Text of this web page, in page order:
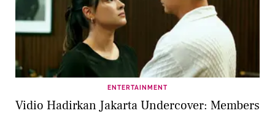
ENTERTAINMENT
Vidio Hadirkan Jakarta Undercover: Members